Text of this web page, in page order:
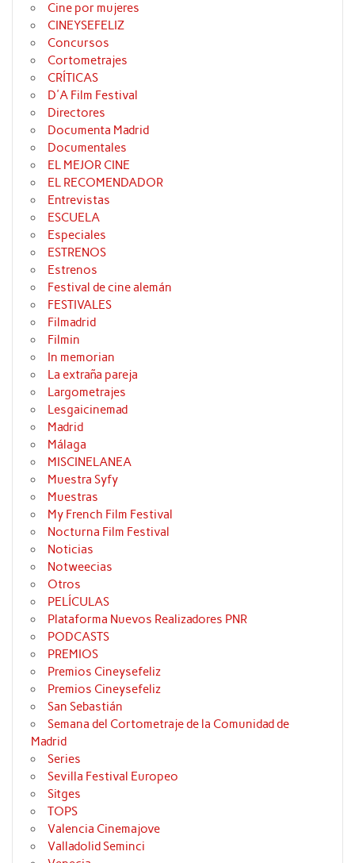
Cine por mujeres
CINEYSEFELIZ
Concursos
Cortometrajes
CRÍTICAS
D'A Film Festival
Directores
Documenta Madrid
Documentales
EL MEJOR CINE
EL RECOMENDADOR
Entrevistas
ESCUELA
Especiales
ESTRENOS
Estrenos
Festival de cine alemán
FESTIVALES
Filmadrid
Filmin
In memorian
La extraña pareja
Largometrajes
Lesgaicinemad
Madrid
Málaga
MISCINELANEA
Muestra Syfy
Muestras
My French Film Festival
Nocturna Film Festival
Noticias
Notweecias
Otros
PELÍCULAS
Plataforma Nuevos Realizadores PNR
PODCASTS
PREMIOS
Premios Cineysefeliz
Premios Cineysefeliz
San Sebastián
Semana del Cortometraje de la Comunidad de
Madrid
Series
Sevilla Festival Europeo
Sitges
TOPS
Valencia Cinemajove
Valladolid Seminci